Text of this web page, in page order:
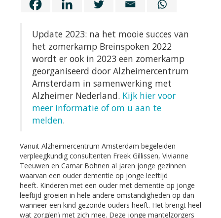
Update 2023: na het mooie succes van
het zomerkamp Breinspoken 2022
wordt er ook in 2023 een zomerkamp
georganiseerd door Alzheimercentrum
Amsterdam in samenwerking met
Alzheimer Nederland. Kijk hier voor
meer informatie of om u aan te
melden.
Vanuit Alzheimercentrum Amsterdam begeleiden
verpleegkundig consultenten Freek Gillissen, Vivianne
Teeuwen en Camar Bohnen al jaren jonge gezinnen
waarvan een ouder dementie op jonge leeftijd
heeft. Kinderen met een ouder met dementie op jonge
leeftijd groeien in hele andere omstandigheden op dan
wanneer een kind gezonde ouders heeft. Het brengt heel
wat zorg(en) met zich mee. Deze jonge mantelzorgers